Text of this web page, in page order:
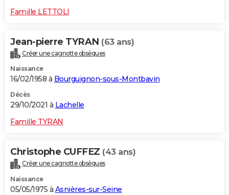
Famille LETTOLI
Jean-pierre TYRAN (63 ans)
Créer une cagnotte obsèques
Naissance
16/02/1958 à Bourguignon-sous-Montbavin
Décès
29/10/2021 à Lachelle
Famille TYRAN
Christophe CUFFEZ (43 ans)
Créer une cagnotte obsèques
Naissance
05/05/1975 à Asnières-sur-Seine